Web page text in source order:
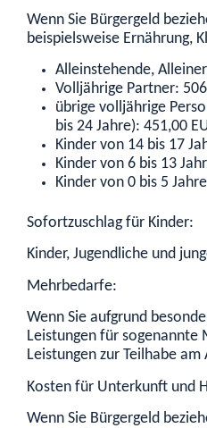
Wenn Sie Bürgergeld
beispielsweise Ernährung,
Alleinstehende,
Volljährige Partner:
übrige volljährige
bis 24 Jahre): 451,00
Kinder von 14 bis 17
Kinder von 6 bis 13
Kinder von 0 bis 5
Sofortzuschlag für Kinder:
Kinder, Jugendliche und
Mehrbedarfe:
Wenn Sie aufgrund
Leistungen für sogenannte
Leistungen zur Teilhabe
Kosten für Unterkunft und
Wenn Sie Bürgergeld